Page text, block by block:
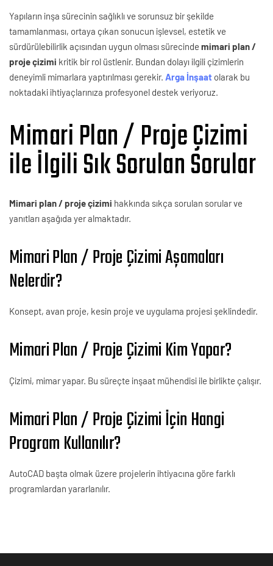
Yapıların inşa sürecinin sağlıklı ve sorunsuz bir şekilde
tamamlanması, ortaya çıkan sonucun işlevsel, estetik ve
sürdürülebilirlik açısından uygun olması sürecinde mimari plan /
proje çizimi kritik bir rol üstlenir. Bundan dolayı ilgili çizimlerin
deneyimli mimarlara yaptırılması gerekir. Arga İnşaat olarak bu
noktadaki ihtiyaçlarınıza profesyonel destek veriyoruz.
Mimari Plan / Proje Çizimi
ile İlgili Sık Sorulan Sorular
Mimari plan / proje çizimi hakkında sıkça sorulan sorular ve
yanıtları aşağıda yer almaktadır.
Mimari Plan / Proje Çizimi Aşamaları
Nelerdir?
Konsept, avan proje, kesin proje ve uygulama projesi şeklindedir.
Mimari Plan / Proje Çizimi Kim Yapar?
Çizimi, mimar yapar. Bu süreçte inşaat mühendisi ile birlikte çalışır.
Mimari Plan / Proje Çizimi İçin Hangi
Program Kullanılır?
AutoCAD başta olmak üzere projelerin ihtiyacına göre farklı
programlardan yararlanılır.